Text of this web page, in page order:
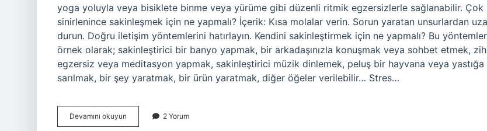
yoga yoluyla veya bisiklete binme veya yürüme gibi düzenli ritmik egzersizlerle sağlanabilir. Çok
sinirlenince sakinleşmek için ne yapmalı? İçerik: Kısa molalar verin. Sorun yaratan unsurlardan
durun. Doğru iletişim yöntemlerini hatırlayın. Kendini sakinleştirmek için ne yapmalı? Bu
örnek olarak; sakinleştirici bir banyo yapmak, bir arkadaşınızla konuşmak veya sohbet etmek,
egzersiz veya meditasyon yapmak, sakinleştirici müzik dinlemek, peluş bir hayvana veya yastığa
sarılmak, bir şey yaratmak, bir ürün yaratmak, diğer öğeler verilebilir… Stres…
Devamını okuyun
Sakinleşmek
2 Yorum